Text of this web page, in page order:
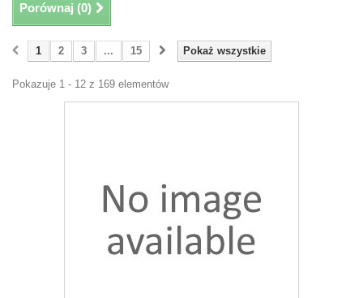
Porównaj (0)
Pokaż wszystkie
1 2 3 ... 15
Pokazuje 1 - 12 z 169 elementów